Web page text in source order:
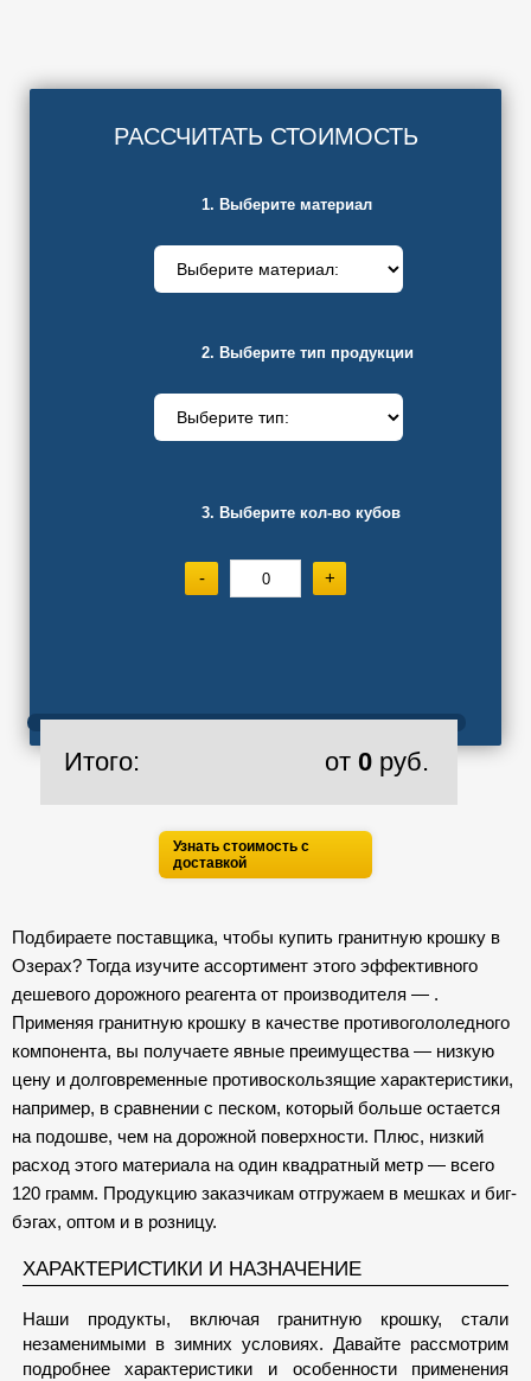
РАССЧИТАТЬ СТОИМОСТЬ
1. Выберите материал
2. Выберите тип продукции
3. Выберите кол-во кубов
- +
Итого: от 0 руб.
Узнать стоимость с
доставкой
Подбираете поставщика, чтобы купить гранитную крошку в
Озерах? Тогда изучите ассортимент этого эффективного
дешевого дорожного реагента от производителя — .
Применяя гранитную крошку в качестве противогололедного
компонента, вы получаете явные преимущества — низкую
цену и долговременные противоскользящие характеристики,
например, в сравнении с песком, который больше остается
на подошве, чем на дорожной поверхности. Плюс, низкий
расход этого материала на один квадратный метр — всего
120 грамм. Продукцию заказчикам отгружаем в мешках и биг-
бэгах, оптом и в розницу.
ХАРАКТЕРИСТИКИ И НАЗНАЧЕНИЕ
Наши продукты, включая гранитную крошку, стали
незаменимыми в зимних условиях. Давайте рассмотрим
подробнее характеристики и особенности применения